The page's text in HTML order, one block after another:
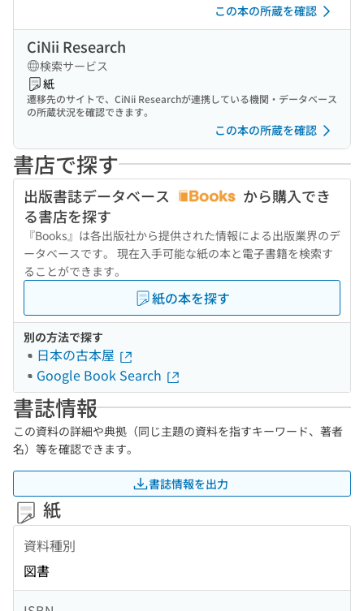
この本の所蔵を確認
CiNii Research
検索サービス
紙
遷移先のサイトで、CiNii Researchが連携している機関・データベース
の所蔵状況を確認できます。
この本の所蔵を確認
書店で探す
出版書誌データベース
から購入でき
る書店を探す
『Books』は各出版社から提供された情報による出版業界のデ
ータベースです。 現在入手可能な紙の本と電子書籍を検索す
ることができます。
紙の本を探す
別の方法で探す
日本の古本屋
Google Book Search
書誌情報
この資料の詳細や典拠（同じ主題の資料を指すキーワード、著者
名）等を確認できます。
書誌情報を出力
紙
資料種別
図書